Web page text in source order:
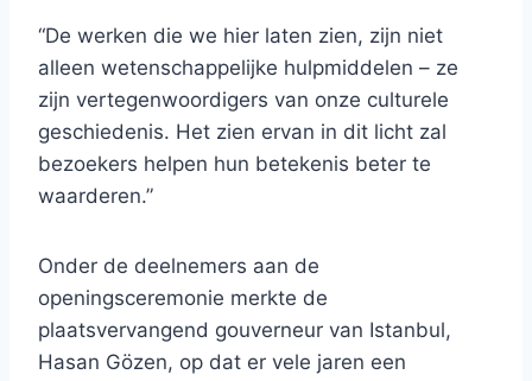
“De werken die we hier laten zien, zijn niet
alleen wetenschappelijke hulpmiddelen – ze
zijn vertegenwoordigers van onze culturele
geschiedenis. Het zien ervan in dit licht zal
bezoekers helpen hun betekenis beter te
waarderen.”
Onder de deelnemers aan de
openingsceremonie merkte de
plaatsvervangend gouverneur van Istanbul,
Hasan Gözen, op dat er vele jaren een